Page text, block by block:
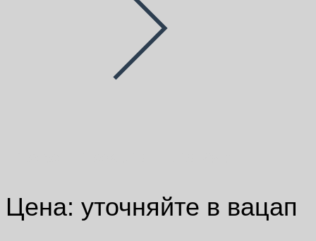
Цена: уточняйте в вацап